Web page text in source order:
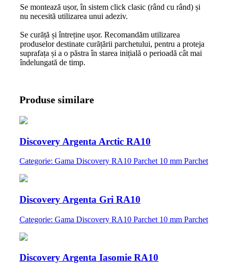
Se montează ușor, în sistem click clasic (rând cu rând) și
nu necesită utilizarea unui adeziv.
Se curăță și întreține ușor. Recomandăm utilizarea
produselor destinate curățării parchetului, pentru a proteja
suprafața și a o păstra în starea inițială o perioadă cât mai
îndelungată de timp.
Produse similare
Discovery Argenta Arctic RA10
Categorie: Gama Discovery RA10 Parchet 10 mm Parchet
Discovery Argenta Gri RA10
Categorie: Gama Discovery RA10 Parchet 10 mm Parchet
Discovery Argenta Iasomie RA10